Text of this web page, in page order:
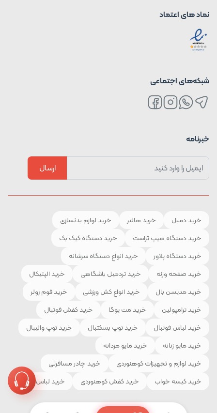
نماد های اعتماد
شبکه‌های اجتماعی
خبرنامه
ارسال
خرید دمبل خرید هالتر
خرید لوازم بدنسازی
خرید دستگاه هیپ تراست
خرید دستگاه کیک بک
خرید دستگاه پلاور
خرید انواع دستگاه سرشانه
خرید صفحه وزنه
خرید تردمیل باشگاهی
خرید الپتیکال
خرید مدیسن بال
خرید انواع کش ورزشی
خرید فوم رولر
خرید ترامپولین
خرید مت یوگا
خرید کفش فوتبال
خرید لباس فوتبال
خرید توپ بسکتبال
خرید توپ والیبال
خرید مایو زنانه
خرید مایو مردانه
خرید لوازم و تجهیزات کوهنوردی
خرید چادر مسافرتی
خرید کیسه خواب
خرید کفش کوهنوردی خرید لباس ورزشی